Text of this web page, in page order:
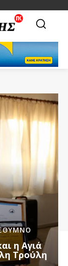
η Αγιά
Τρούλη